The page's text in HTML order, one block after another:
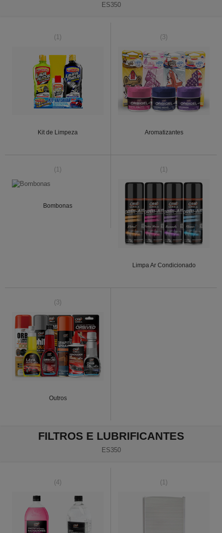
ES350
(1)
Kit de Limpeza
(3)
Aromatizantes
(1)
Bombonas
(1)
Limpa Ar Condicionado
(3)
Outros
FILTROS E LUBRIFICANTES
ES350
(4) (1)